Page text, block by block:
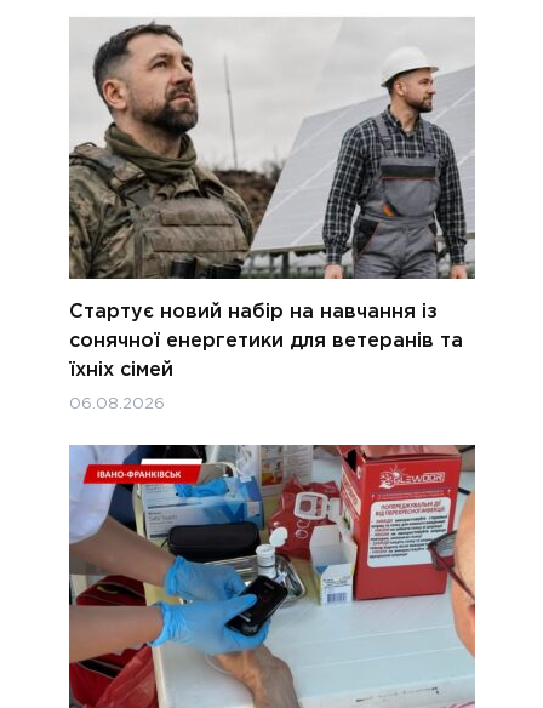
Стартує новий набір на навчання із
сонячної енергетики для ветеранів та
їхніх сімей
06.08.2026